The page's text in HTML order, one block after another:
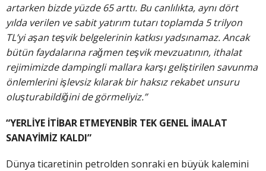
artarken bizde yüzde 65 arttı. Bu canlılıkta, aynı dört
yılda verilen ve sabit yatırım tutarı toplamda 5 trilyon
TL’yi aşan teşvik belgelerinin katkısı yadsınamaz. Ancak
bütün faydalarına rağmen teşvik mevzuatının, ithalat
rejimimizde dampingli mallara karşı geliştirilen savunma
önlemlerini işlevsiz kılarak bir haksız rekabet unsuru
oluşturabildiğini de görmeliyiz.”
“YERLİYE İTİBAR ETMEYENBİR TEK GENEL İMALAT
SANAYİMİZ KALDI”
Dünya ticaretinin petrolden sonraki en büyük kalemini